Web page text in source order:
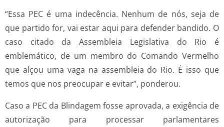
“Essa PEC é uma indecência. Nenhum de nós, seja de
que partido for, vai estar aqui para defender bandido. O
caso citado da Assembleia Legislativa do Rio é
emblemático, de um membro do Comando Vermelho
que alçou uma vaga na assembleia do Rio. É isso que
temos que nos preocupar e evitar”, ponderou.
Caso a PEC da Blindagem fosse aprovada, a exigência de
autorização para processar parlamentares